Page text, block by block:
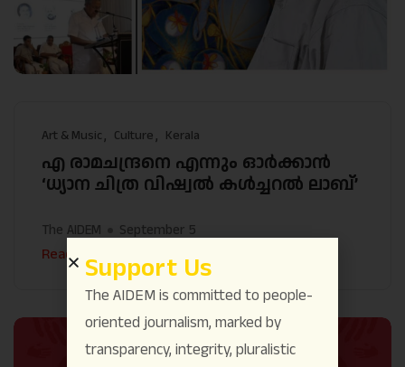
Art & Music Culture Kerala
എ രാമചന്ദ്രനെ എന്നും ഓർക്കാൻ
‘ധ്യാന ചിത്ര വിഷ്വൽ കൾച്ചറൽ ലാബ്’
The AIDEM September 5
Read MoreSupport Us
The AIDEM is committed to people-
oriented journalism, marked by
transparency, integrity, pluralistic